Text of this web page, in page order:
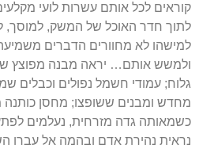
קוראים לכל אותם עשרות לועי מקלעים
לתוך חדר האוכל של המשק, למוסך,
למישהו לא מחוורים הדברים
ולמשש אותם… יראה מבנה מפוצץ
גלוח; עמודי חשמל נפולים וכבלים
מחדש ומבנים ששופצו; מחסן כותנה
כשמאותה גדה מזרחית, נעלמים
נראית נהירת אדם ובהמה אל עברו